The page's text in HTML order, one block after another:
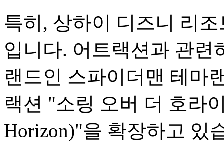
특히, 상하이 디즈니 리
입니다. 어트랙션과 관련
랜드인 스파이더맨 테마
랙션 "소링 오버 더 호라
Horizon)"을 확장하고 있